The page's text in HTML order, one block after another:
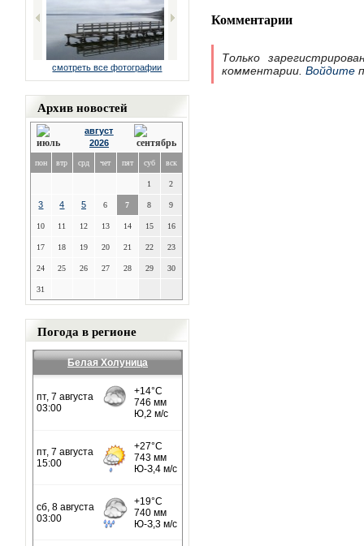
смотреть все фотографии
Архив новостей
август
2026
пон втр срд чет пят суб вск
1 2
3 4 5 6 7 8 9
10 11 12 13 14 15 16
17 18 19 20 21 22 23
24 25 26 27 28 29 30
31
Погода в регионе
Белая Холуница
Комментарии
Только
комментарии. Войдите